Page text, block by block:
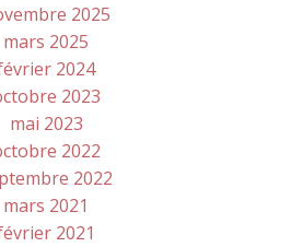
2025
mars 2025
2024
2023
mai 2023
2022
2022
mars 2021
2021